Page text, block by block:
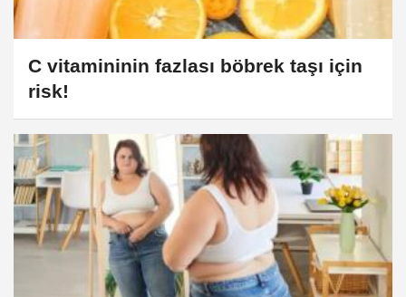
C vitamininin fazlası böbrek taşı için
risk!